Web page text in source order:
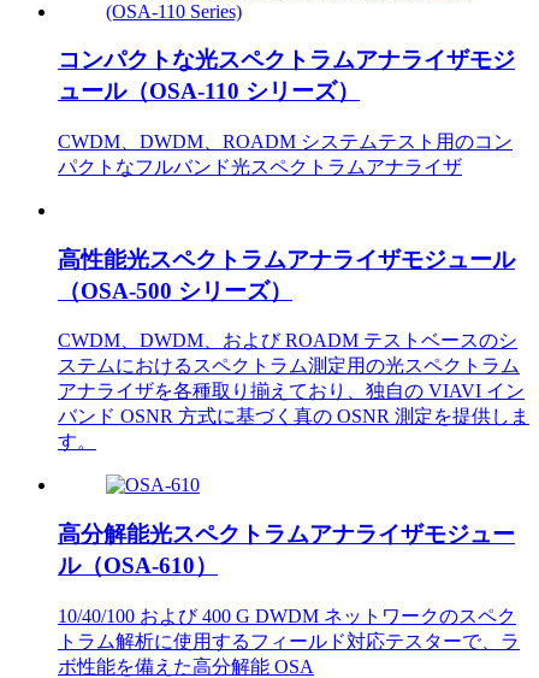
コンパクトな光スペクトラムアナライザモジ
ュール（OSA-110 シリーズ）
CWDM、DWDM、ROADM システムテスト用のコン
パクトなフルバンド光スペクトラムアナライザ
高性能光スペクトラムアナライザモジュール
（OSA-500 シリーズ）
CWDM、DWDM、および ROADM テストベースのシ
ステムにおけるスペクトラム測定用の光スペクトラム
アナライザを各種取り揃えており、独自の VIAVI イン
バンド OSNR 方式に基づく真の OSNR 測定を提供しま
す。
高分解能光スペクトラムアナライザモジュー
ル（OSA-610）
10/40/100 および 400 G DWDM ネットワークのスペク
トラム解析に使用するフィールド対応テスターで、ラ
ボ性能を備えた高分解能 OSA